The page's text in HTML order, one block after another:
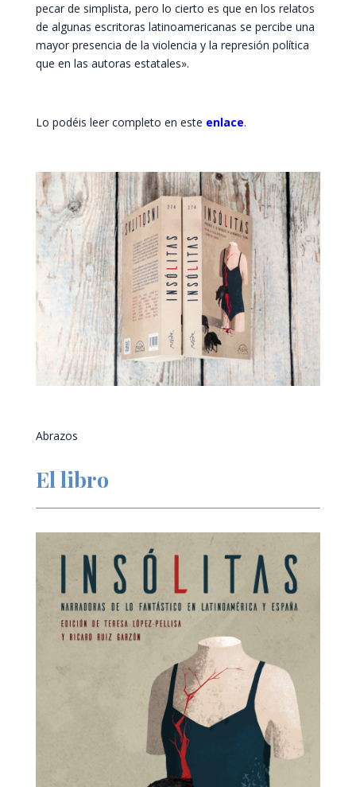
pecar de simplista, pero lo cierto es que en los relatos
de algunas escritoras latinoamericanas se percibe una
mayor presencia de la violencia y la represión política
que en las autoras estatales».
Lo podéis leer completo en este enlace.
Abrazos
El libro